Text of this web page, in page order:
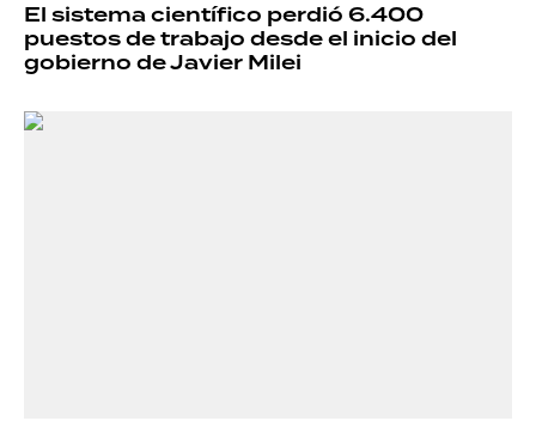
El sistema científico perdió 6.400
puestos de trabajo desde el inicio del
gobierno de Javier Milei